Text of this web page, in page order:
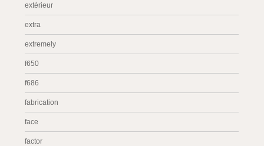
extérieur
extra
extremely
f650
f686
fabrication
face
factor